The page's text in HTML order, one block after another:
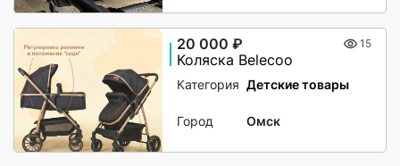
20 000 ₽ 15
Коляска Belecoo
Категория Детские товары
Город Омск